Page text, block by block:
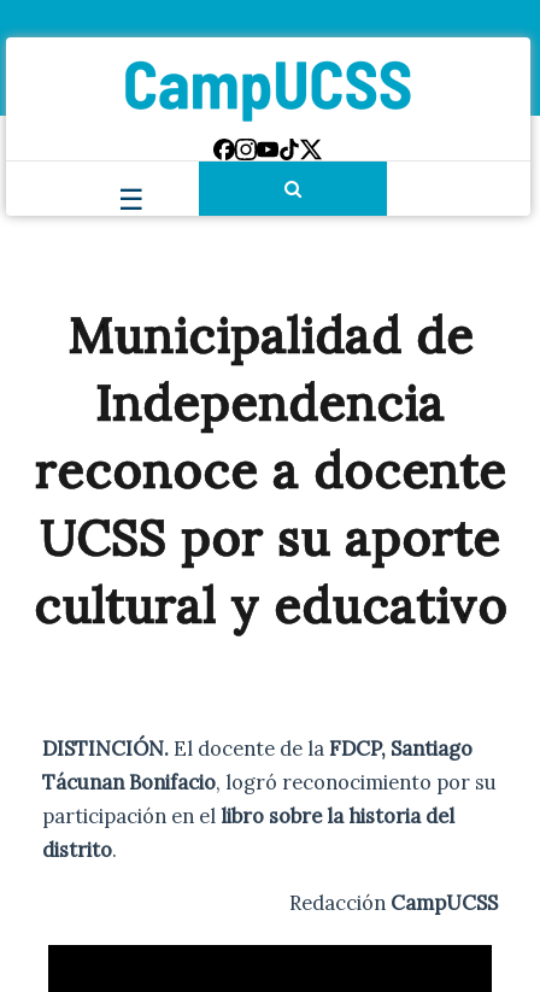
Municipalidad de
Independencia
reconoce a docente
UCSS por su aporte
cultural y educativo
DISTINCIÓN. El docente de laFDCP, Santiago
Tácunan Bonifacio, logró reconocimiento por su
participación en el libro sobre la historia del
distrito.
Redacción CampUCSS